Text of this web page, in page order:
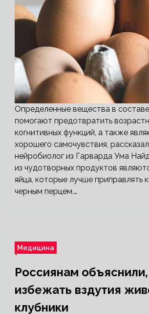
Определенные вещества в
помогают предотвратить
когнитивных функций, а также
хорошего самочувствия,
нейробиолог из Гарварда Ума
из чудотворных продуктов
яйца, которые лучше приправлять
черным перцем.…
Медицина
Россиянам
избежать вздутия
клубники